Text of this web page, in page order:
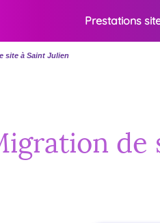
Prestations
site à Saint Julien
de